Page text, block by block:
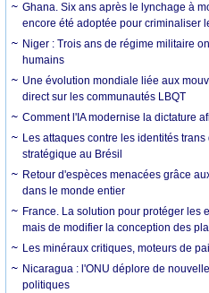
Ghana. Six ans après le lynchage à
encore été adoptée pour criminaliser
Niger : Trois ans de régime militaire
humains
Une évolution mondiale liée aux
direct sur les communautés LBQT
Comment l'IA modernise la dictature
Les attaques contre les identités
stratégique au Brésil
Retour d'espèces menacées grâce
dans le monde entier
France. La solution pour protéger les
mais de modifier la conception des
Les minéraux critiques, moteurs de
Nicaragua : l'ONU déplore de
politiques